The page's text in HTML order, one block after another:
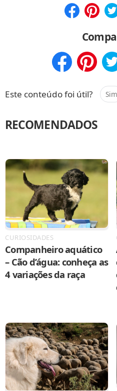
Este conteúdo foi útil? Sim
RECOMENDADOS
CURIOSIDADES
Companheiro aquático
– Cão d’água: conheça as
4 variações da raça